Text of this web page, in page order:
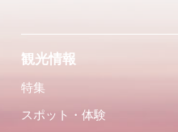
観光情報
特集
スポット・体験